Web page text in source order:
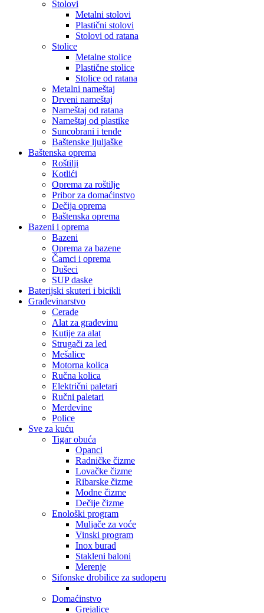
Stolovi
Metalni stolovi
Plastični stolovi
Stolovi od ratana
Stolice
Metalne stolice
Plastične stolice
Stolice od ratana
Metalni nameštaj
Drveni nameštaj
Nameštaj od ratana
Nameštaj od plastike
Suncobrani i tende
Baštenske ljuljaške
Baštenska oprema
Roštilji
Kotlići
Oprema za roštilje
Pribor za domaćinstvo
Dečija oprema
Baštenska oprema
Bazeni i oprema
Bazeni
Oprema za bazene
Čamci i oprema
Dušeci
SUP daske
Baterijski skuteri i bicikli
Građevinarstvo
Cerade
Alat za građevinu
Kutije za alat
Strugači za led
Mešalice
Motorna kolica
Ručna kolica
Električni paletari
Ručni paletari
Merdevine
Police
Sve za kuću
Tigar obuća
Opanci
Radničke čizme
Lovačke čizme
Ribarske čizme
Modne čizme
Dečije čizme
Enološki program
Muljače za voće
Vinski program
Inox burad
Stakleni baloni
Merenje
Sifonske drobilice za sudoperu
Domaćinstvo
Grejalice